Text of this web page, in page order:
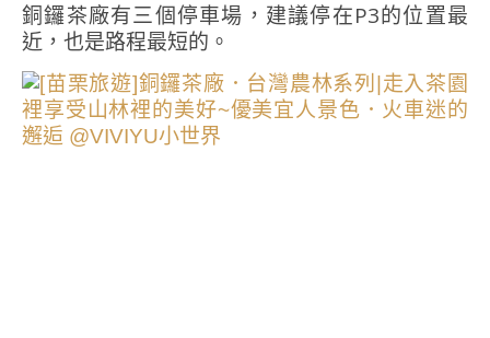
銅鑼茶廠有三個停車場，建議停在P3的位置最
近，也是路程最短的。